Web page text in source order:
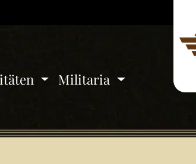
Militaria